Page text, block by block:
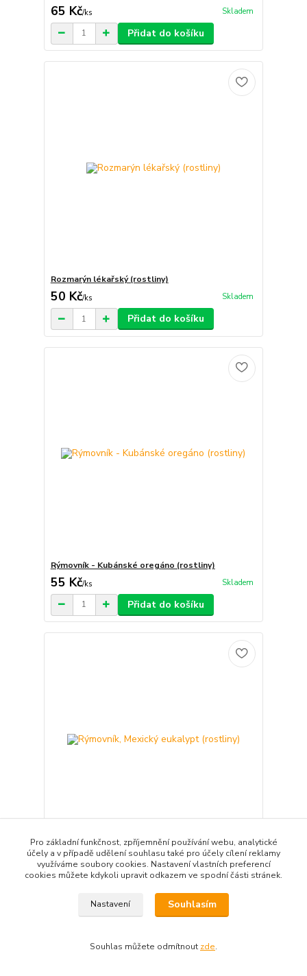
65 Kč/ks Skladem
Přidat do košíku
Rozmarýn lékařský (rostliny)
50 Kč/ks Skladem
Přidat do košíku
Rýmovník - Kubánské oregáno (rostliny)
55 Kč/ks Skladem
Přidat do košíku
Rýmovník, Mexický eukalypt (rostliny)
55 Kč/ks Skladem
Přidat do košíku
Pro základní funkčnost, zpříjemnění používání webu, analytické
účely a v případě udělení souhlasu také pro účely cílení reklamy
využíváme soubory cookies. Nastavení vlastních preferencí
cookies můžete kdykoli upravit odkazem ve spodní části stránek.
Nastavení Souhlasím
Souhlas můžete odmítnout zde.